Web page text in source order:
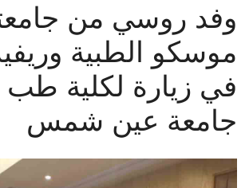
وفد روسي من
موسكو الطبية
في زيارة لكلية طب
جامعة عين شمس